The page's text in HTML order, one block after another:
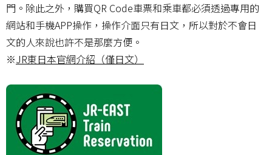
門。除此之外，購買QR Code車票和乘車都必須透過專用的
網站和手機APP操作，操作介面只有日文，所以對於不會日
文的人來說也許不是那麼方便。
※JR東日本官網介紹（僅日文）